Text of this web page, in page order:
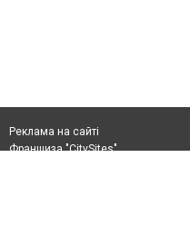
Реклама на сайті
Франшиза "CitySites"